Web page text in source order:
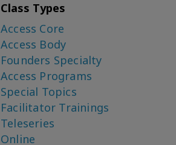
Class Types
Access Core
Access Body
Founders Specialty
Access Programs
Special Topics
Facilitator Trainings
Teleseries
Online